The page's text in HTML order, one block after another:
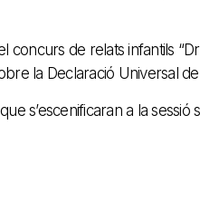
de relats infantils
la Declaració Universal
s’escenificaran a la sessió